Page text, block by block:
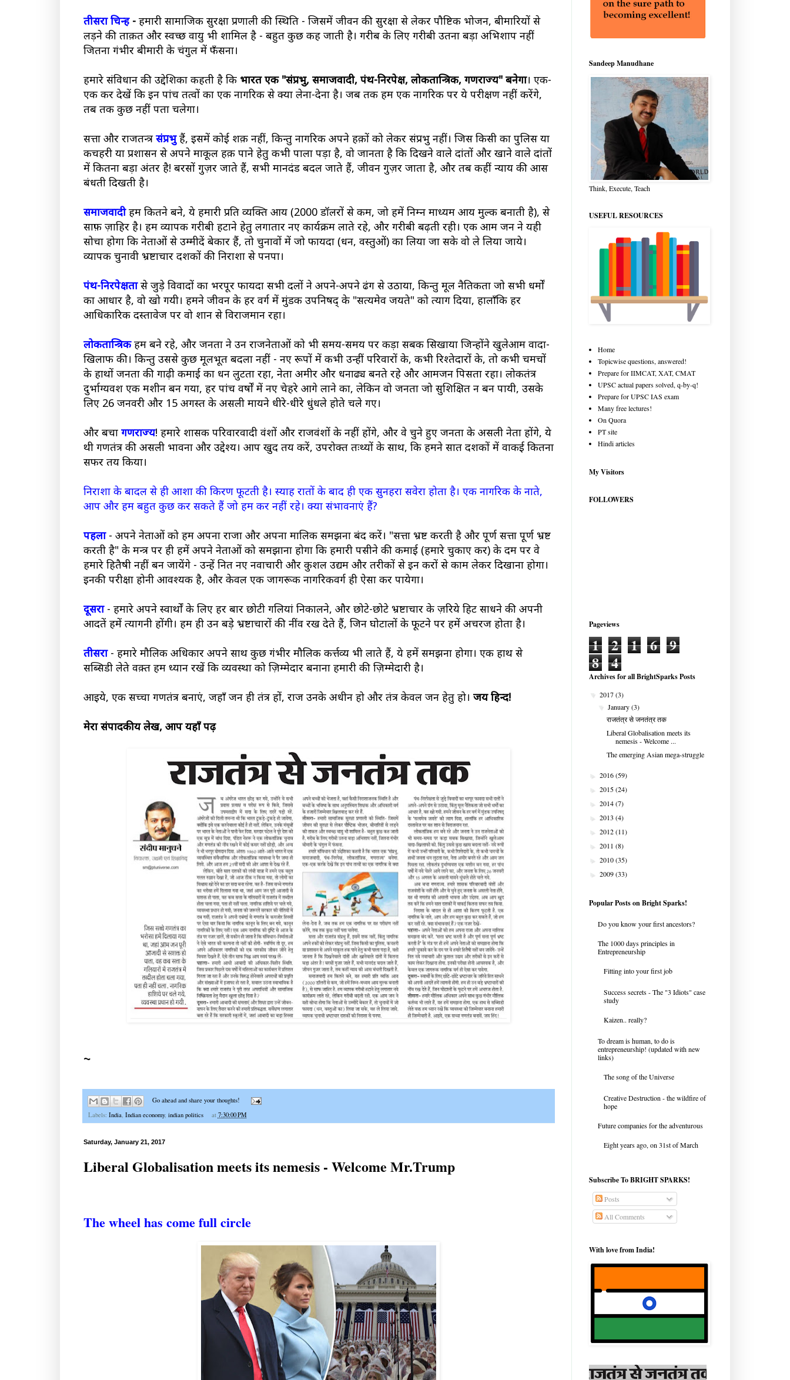
तीसरा चिन्ह- हमारी सामाजिक सुरक्षा प्रणाली की स्थिति - जिसमें जीवन की सुरक्षा से लेकर पौष्टिक भोजन, बीमारियों से
लड़ने की ताक़त और स्वच्छ वायु भी शामिल है - बहुत कुछ कह जाती है। गरीब के लिए गरीबी उतना बड़ा अभिशाप नहीं
जितना गंभीर बीमारी के चंगुल में फँसना।
हमारे संविधान की उद्देशिका कहती है कि भारत एक "संप्रभु, समाजवादी, पंथ-निरपेक्ष, लोकतान्त्रिक, गणराज्य" बनेगा। एक-
एक कर देखें कि इन पांच तत्वों का एक नागरिक से क्या लेना-देना है। जब तक हम एक नागरिक पर ये परीक्षण नहीं करेंगे,
तब तक कुछ नहीं पता चलेगा।
सत्ता और राजतन्त्रसंप्रभुहैं, इसमें कोई शक़ नहीं, किन्तु नागरिक अपने हक़ों को लेकर संप्रभु नहीं। जिस किसी का पुलिस या
कचहरी या प्रशासन से अपने माकूल हक़ पाने हेतु कभी पाला पड़ा है, वो जानता है कि दिखने वाले दांतों और खाने वाले दांतों
में कितना बड़ा अंतर है! बरसों गुज़र जाते हैं, सभी मानदंड बदल जाते हैं, जीवन गुज़र जाता है, और तब कहीं न्याय की आस
बंधती दिखती है।
समाजवादी हम कितने बने, ये हमारी प्रति व्यक्ति आय (2000 डॉलरों से कम, जो हमें निम्न माध्यम आय मुल्क बनाती है), से
साफ़ ज़ाहिर है। हम व्यापक गरीबी हटाने हेतु लगातार नए कार्यक्रम लाते रहे, और गरीबी बढ़ती रही। एक आम जन ने यही
सोचा होगा कि नेताओं से उम्मीदें बेकार हैं, तो चुनावों में जो फायदा (धन, वस्तुओं) का लिया जा सके वो ले लिया जाये।
व्यापक चुनावी भ्रष्टाचार दशकों की निराशा से पनपा।
पंथ-निरपेक्षता से जुड़े विवादों का भरपूर फायदा सभी दलों ने अपने-अपने ढंग से उठाया, किन्तु मूल नैतिकता जो सभी धर्मों
का आधार है, वो खो गयी। हमने जीवन के हर वर्ग में मुंडक उपनिषद् के "सत्यमेव जयते" को त्याग दिया, हालाँकि हर
आधिकारिक दस्तावेज पर वो शान से विराजमान रहा।
लोकतान्त्रिकहम बने रहे, और जनता ने उन राजनेताओं को भी समय-समय पर कड़ा सबक सिखाया जिन्होंने खुलेआम वादा-
खिलाफ की। किन्तु उससे कुछ मूलभूत बदला नहीं - नए रूपों में कभी उन्हीं परिवारों के, कभी रिश्तेदारों के, तो कभी चमचों
के हाथों जनता की गाढ़ी कमाई का धन लुटता रहा, नेता अमीर और धनाढ्य बनते रहे और आमजन पिसता रहा। लोकतंत्र
दुर्भाग्यवश एक मशीन बन गया, हर पांच वर्षों में नए चेहरे आगे लाने का, लेकिन वो जनता जो सुशिक्षित न बन पायी, उसके
लिए 26 जनवरी और 15 अगस्त के असली मायने धीरे-धीरे धुंधले होते चले गए।
और बचा गणराज्य! हमारे शासक परिवारवादी वंशों और राजवंशों के नहीं होंगे, और वे चुने हुए जनता के असली नेता होंगे, ये
थी गणतंत्र की असली भावना और उद्देश्य। आप खुद तय करें, उपरोक्त तःथ्यों के साथ, कि हमने सात दशकों में वाकई कितना
सफर तय किया।
निराशा के बादल से ही आशा की किरण फूटती है। स्याह रातों के बाद ही एक सुनहरा सवेरा होता है। एक नागरिक के नाते,
आप और हम बहुत कुछ कर सकते हैं जो हम कर नहीं रहे। क्या संभावनाएं हैं?
पहला - अपने नेताओं को हम अपना राजा और अपना मालिक समझना बंद करें। "सत्ता भ्रष्ट करती है और पूर्ण सत्ता पूर्ण भ्रष्ट
करती है" के मन्त्र पर ही हमें अपने नेताओं को समझाना होगा कि हमारी पसीने की कमाई (हमारे चुकाए कर) के दम पर वे
हमारे हितैषी नहीं बन जायेंगे - उन्हें नित नए नवाचारी और कुशल उद्यम और तरीकों से इन करों से काम लेकर दिखाना होगा।
इनकी परीक्षा होनी आवश्यक है, और केवल एक जागरूक नागरिकवर्ग ही ऐसा कर पायेगा।
दूसरा - हमारे अपने स्वार्थों के लिए हर बार छोटी गलियां निकालने, और छोटे-छोटे भ्रष्टाचार के ज़रिये हिट साधने की अपनी
आदतें हमें त्यागनी होंगी। हम ही उन बड़े भ्रष्टाचारों की नींव रख देते हैं, जिन घोटालों के फूटने पर हमें अचरज होता है।
तीसरा- हमारे मौलिक अधिकार अपने साथ कुछ गंभीर मौलिक कर्त्तव्य भी लाते हैं, ये हमें समझना होगा। एक हाथ से
सब्सिडी लेते वक़्त हम ध्यान रखें कि व्यवस्था को ज़िम्मेदार बनाना हमारी की ज़िम्मेदारी है।
आइये, एक सच्चा गणतंत्र बनाएं, जहाँ जन ही तंत्र हों, राज उनके अधीन हो और तंत्र केवल जन हेतु हो। जय हिन्द!
मेरा संपादकीय लेख, आप यहाँ पढ़ें
~
Go ahead and share your thoughts!
Labels: India Indian economy, indian politics at 7:30:00 PM
Saturday, January 21, 2017
Liberal Globalisation meets its nemesis - Welcome Mr.Trump
The wheel has come full circle
Sandeep Manudhane
Think, Execute, Teach
USEFUL RESOURCES
Home
Topicwise questions, answered!
Prepare for IIMCAT, XAT, CMAT
UPSC actual papers solved, q-by-q!
Prepare for UPSC IAS exam
Many free lectures!
On Quora
PT site
Hindi articles
My Visitors
FOLLOWERS
Pageviews
1 2 1 6 9
8 4
Archives for all BrightSparks Posts
▼ 2017(3)
▼January(3)
राजतंत्र से जनतंत्र तक
Liberal Globalisation meets its
nemesis - Welcome ...
The emerging Asian mega-struggle
► 2016(59)
► 2015(24)
► 2014(7)
► 2013 (4)
► 2012(11)
► 2011 (8)
► 2010(35)
► 2009(33)
Popular Posts on Bright Sparks!
Do you know your first ancestors?
The 1000 days principles in
Entrepreneurship
Fitting into your first job
Success secrets - The "3 Idiots" case
study
Kaizen.. really?
To dream is human, to do is
entrepreneurship! (updated with new
links)
The song of the Universe
Creative Destruction - the wildfire of
hope
Future companies for the adventurous
Eight years ago, on 31st of March
Subscribe To BRIGHT SPARKS!
Posts
All Comments
With love from India!